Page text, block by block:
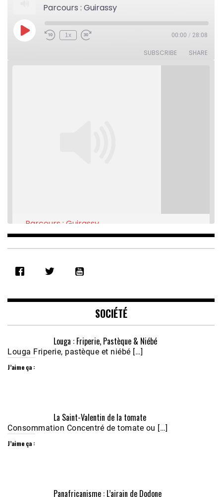
Parcours : Guirassy
Play
Episode
Rewind
1x
Fast
00:00 / 28:08
SUBSCRIBE SHARE
RSS FEED
EMBED
Parcours : Guirassy
Feb 16, 2021 • 28:08
Nobana (Podologue)
Feb 24, 2021 • 28mn
SOCIÉTÉ
Louga : Friperie, Pastèque & Niébé
Louga Friperie, pastèque et niébé […]
J’aime ça :
La Saint-Valentin de la tomate
Consommation Concentré de tomate ou […]
J’aime ça :
Panafricanisme : L’airain de Dodone